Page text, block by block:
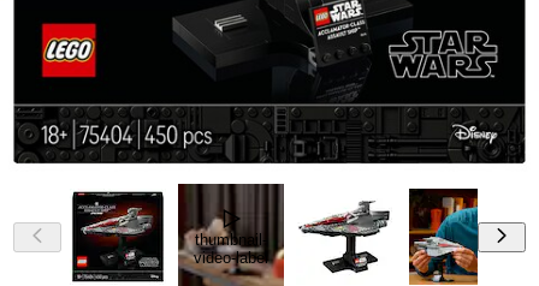
thumbnail-
video-label